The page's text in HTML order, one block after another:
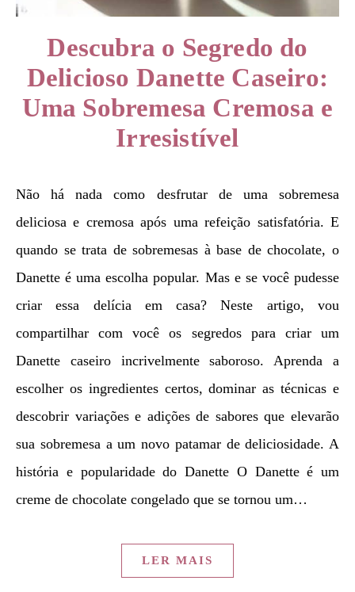
Descubra o Segredo do
Delicioso Danette Caseiro:
Uma Sobremesa Cremosa e
Irresistível
Não há nada como desfrutar de uma sobremesa
deliciosa e cremosa após uma refeição satisfatória. E
quando se trata de sobremesas à base de chocolate, o
Danette é uma escolha popular. Mas e se você pudesse
criar essa delícia em casa? Neste artigo, vou
compartilhar com você os segredos para criar um
Danette caseiro incrivelmente saboroso. Aprenda a
escolher os ingredientes certos, dominar as técnicas e
descobrir variações e adições de sabores que elevarão
sua sobremesa a um novo patamar de deliciosidade. A
história e popularidade do Danette O Danette é um
creme de chocolate congelado que se tornou um…
LER MAIS